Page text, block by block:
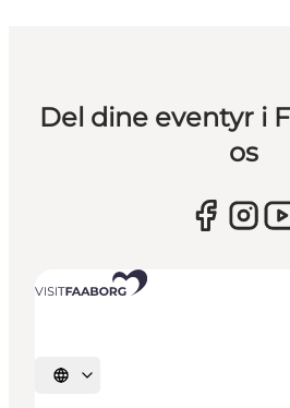
Del dine eventyr i
os
Vælg sprog